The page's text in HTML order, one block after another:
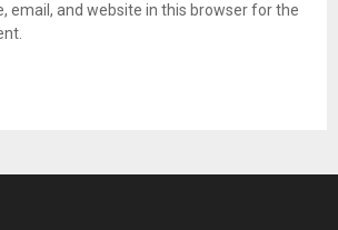
email, and website in this browser for the